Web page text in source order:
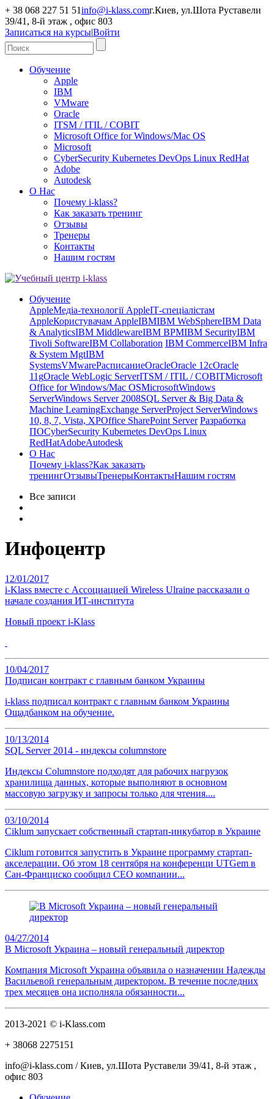
+ 38 068 227 51 51info@i-klass.comг.Киев, ул.Шота Руставели
39/41, 8-й этаж , офис 803
Записаться на курсы|Войти
Обучение
Apple
IBM
VMware
Oracle
ITSM / ITIL / COBIT
Microsoft Office for Windows/Mac OS
Microsoft
CyberSecurity Kubernetes DevOps Linux RedHat
Adobe
Autodesk
О Нас
Почему i-klass?
Как заказать тренинг
Отзывы
Тренеры
Контакты
Нашим гостям
Обучение
AppleМедіа-технології AppleІТ-спеціалістам
AppleКористувачам AppleIBMIBM WebSphereIBM Data
& AnalyticsIBM MiddlewareIBM BPMIBM SecurityIBM
Tivoli SoftwareIBM Collaboration IBM CommerceIBM Infra
& System MgtIBM
SystemsVMwareРасписаниеOracleOracle 12cOracle
11gOracle WebLogic ServerITSM / ITIL / COBITMicrosoft
Office for Windows/Mac OSMicrosoftWindows
ServerWindows Server 2008SQL Server & Big Data &
Machine LearningExchange ServerProject ServerWindows
10, 8, 7, Vista, XPOffice SharePoint Server Разработка
ПОCyberSecurity Kubernetes DevOps Linux
RedHatAdobeAutodesk
О Нас
Почему i-klass?Как заказать
тренингОтзывыТренерыКонтактыНашим гостям
Все записи
Инфоцентр
12/01/2017
i-Klass вместе с Ассоциацией Wireless Ulraine рассказали о
начале создания ИТ-института
Новый проект i-Klass
10/04/2017
Подписан контракт с главным банком Украины
i-klass подписал контракт с главным банком Украины
Ощадбанком на обучение.
10/13/2014
SQL Server 2014 - индексы columnstore
Индексы Columnstore подходят для рабочих нагрузок
хранилища данных, которые выполняют в основном
массовую загрузку и запросы только для чтения....
03/10/2014
Ciklum запускает собственный стартап-инкубатор в Украине
Ciklum готовится запустить в Украине программу стартап-
акселерации. Об этом 18 сентября на конференци UTGem в
Сан-Франциско сообщил СЕО компании...
04/27/2014
В Microsoft Украина – новый генеральный директор
Компания Microsoft Украина объявила о назначении Надежды
Васильевой генеральным директором. В течение последних
трех месяцев она исполняла обязанности...
2013-2021 © i-Klass.com
+ 38068 2275151
info@i-klass.com / Киев, ул.Шота Руставели 39/41, 8-й этаж ,
офис 803